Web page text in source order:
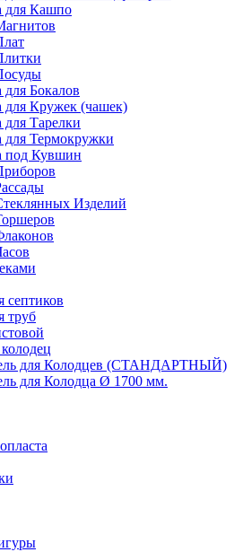
для Кашпо
для Бокалов
для Кружек (чашек)
для Тарелки
для Термокружки
под Кувшин
Изделий
септиков
труб
для Колодцев (СТАНДАРТНЫЙ)
для Колодца Ø 1700 мм.